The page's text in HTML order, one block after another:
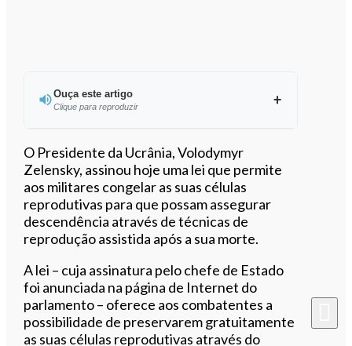
Ouça este artigo
Clique para reproduzir
Ouvir este artigo
O Presidente da Ucrânia, Volodymyr
Zelensky, assinou hoje uma lei que permite
aos militares congelar as suas células
reprodutivas para que possam assegurar
descendência através de técnicas de
reprodução assistida após a sua morte.
A lei – cuja assinatura pelo chefe de Estado
foi anunciada na página de Internet do
parlamento – oferece aos combatentes a
possibilidade de preservarem gratuitamente
as suas células reprodutivas através do